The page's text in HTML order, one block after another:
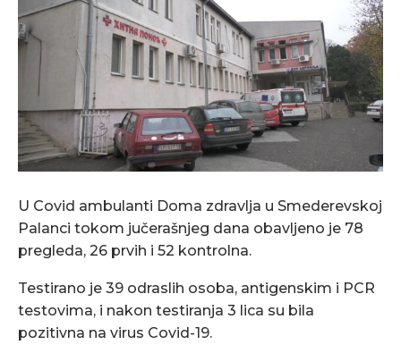
U Covid ambulanti Doma zdravlja u Smederevskoj
Palanci tokom jučerašnjeg dana obavljeno je 78
pregleda, 26 prvih i 52 kontrolna.
Testirano je 39 odraslih osoba, antigenskim i PCR
testovima, i nakon testiranja 3 lica su bila
pozitivna na virus Covid-19.